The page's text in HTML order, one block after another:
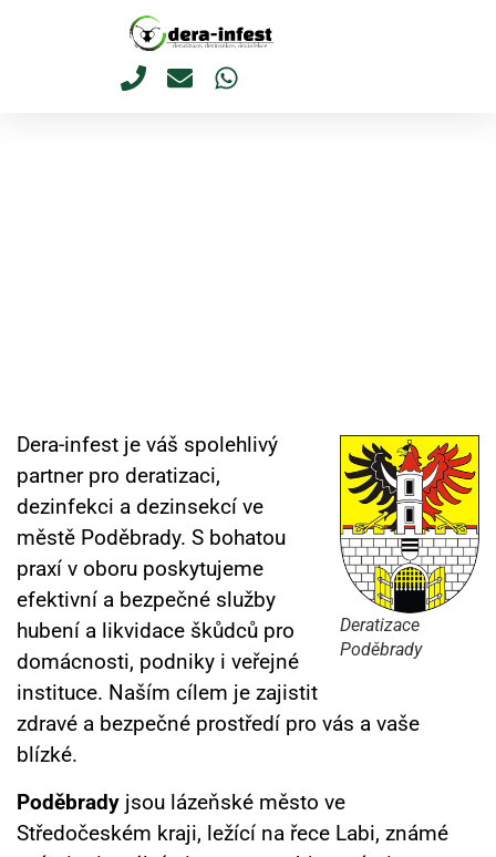
Deratizace
Poděbrady
Dera-infest je váš spolehlivý
partner pro deratizaci,
dezinfekci a dezinsekcí ve
městě Poděbrady. S bohatou
praxí v oboru poskytujeme
efektivní a bezpečné služby
hubení a likvidace škůdců pro
domácnosti, podniky i veřejné
instituce. Naším cílem je zajistit
zdravé a bezpečné prostředí pro vás a vaše
blízké.
Poděbrady jsou lázeňské město ve
Středočeském kraji, ležící na řece Labi, známé